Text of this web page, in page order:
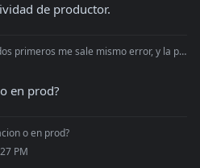
de productor.
sale mismo error, y la probando con el ultimo me sale "error": [ { "codigo": "956", "descripcion": "La cui
en prod?
o en prod?
PM